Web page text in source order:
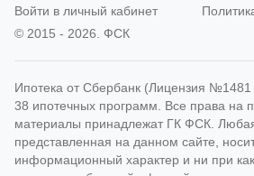
© 2015 - 2026. ФСК
Ипотека от Сбербанк (Лицензия
38 ипотечных программ. Все права на
материалы принадлежат ГК ФСК.
представленная на данном сайте,
информационный характер и ни при
Войти в личный кабинет